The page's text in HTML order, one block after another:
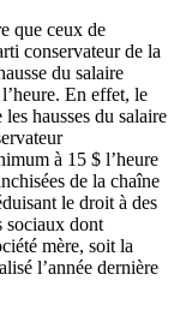
que ceux de
conservateur de la
du salaire
En effet, le
hausses du salaire
à 15 $ l’heure
de la chaîne
le droit à des
sociaux dont
mère, soit la
l’année dernière